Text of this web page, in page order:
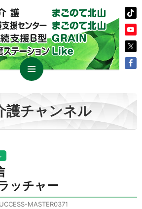
メニュ
ー
護チャンネル
ッチャー
MASTER0371